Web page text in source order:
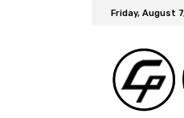
Friday, August